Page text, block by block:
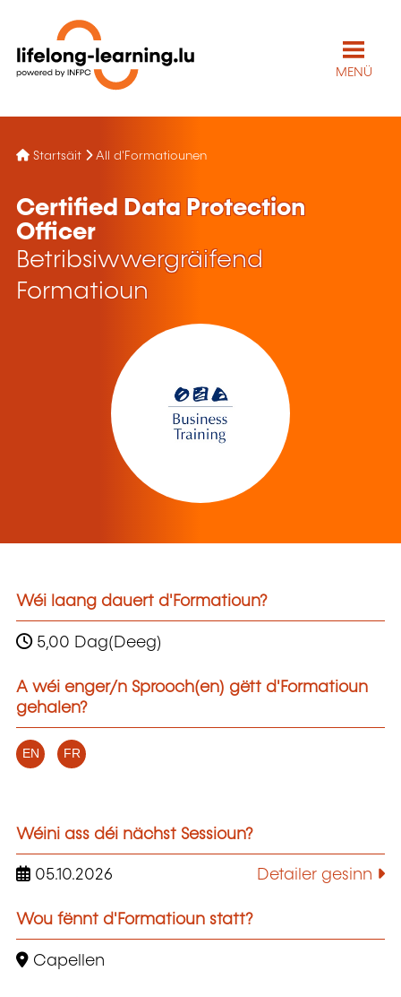
MENÜ
Startsäit All d'Formatiounen
Certified Data Protection
Officer
Betribsiwwergräifend
Formatioun
Wéi laang dauert d'Formatioun?
5,00 Dag(Deeg)
A wéi enger/n Sprooch(en) gëtt d'Formatioun
gehalen?
EN FR
Wéini ass déi nächst Sessioun?
05.10.2026 Detailer gesinn
Wou fënnt d'Formatioun statt?
Capellen